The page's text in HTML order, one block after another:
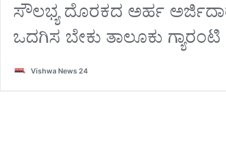
ಸೌಲಭ್ಯ ದೊರಕದ ಅರ್ಹ
ಒದಗಿಸ ಬೇಕು ತಾಲೂಕು
Vishwa News 24